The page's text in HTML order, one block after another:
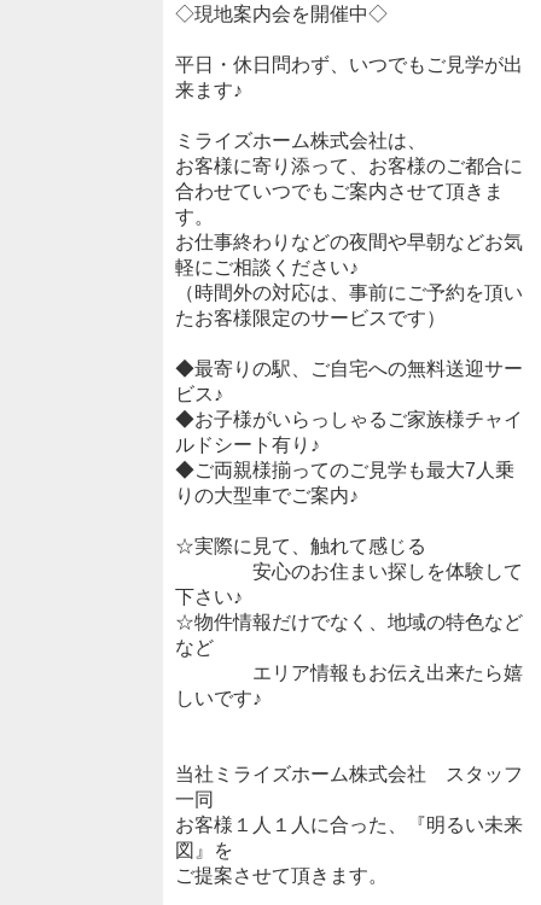
◇現地案内会を開催中◇
平日・休日問わず、いつでもご見学が出
来ます♪
ミライズホーム株式会社は、
お客様に寄り添って、お客様のご都合に
合わせていつでもご案内させて頂きま
す。
お仕事終わりなどの夜間や早朝などお気
軽にご相談ください♪
（時間外の対応は、事前にご予約を頂い
たお客様限定のサービスです）
◆最寄りの駅、ご自宅への無料送迎サー
ビス♪
◆お子様がいらっしゃるご家族様チャイ
ルドシート有り♪
◆ご両親様揃ってのご見学も最大7人乗
りの大型車でご案内♪
☆実際に見て、触れて感じる
安心のお住まい探しを体験して
下さい♪
☆物件情報だけでなく、地域の特色など
など
エリア情報もお伝え出来たら嬉
しいです♪
当社ミライズホーム株式会社 スタッフ
一同
お客様１人１人に合った、『明るい未来
図』を
ご提案させて頂きます。